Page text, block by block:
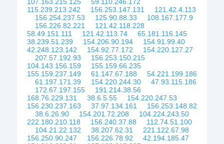
115.239.213.242
156.253.147.131
121.42.4.113
156.254.237.53
125.90.88.33
108.167.177.9
156.226.82.221
121.42.118.228
58.49.151.111
121.42.113.74
65.181.116.145
38.239.51.239
154.206.90.194
154.91.99.40
42.248.123.142
154.92.77.172
154.220.127.27
207.57.192.93
156.253.150.215
104.143.156.159
155.159.66.235
155.159.237.149
61.147.67.188
54.221.199.186
61.197.171.39
154.220.244.30
47.93.115.186
172.67.197.155
191.214.38.56
168.76.229.131
38.6.5.55
154.220.247.53
156.230.237.163
37.97.134.161
156.253.148.82
38.6.26.90
154.201.72.208
104.224.243.50
222.180.210.118
156.240.37.88
112.74.51.100
104.21.22.132
38.207.62.31
221.122.67.98
156.250.90.247
156.226.78.92
42.194.185.47